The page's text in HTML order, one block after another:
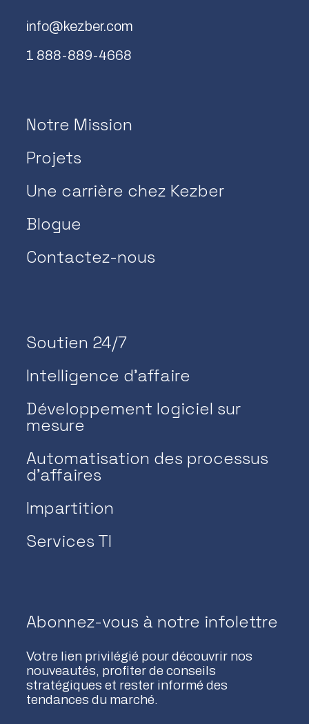
info@kezber.com
1 888-889-4668
Notre Mission
Projets
Une carrière chez Kezber
Blogue
Contactez-nous
Soutien 24/7
Intelligence d’affaire
Développement logiciel sur
mesure
Automatisation des processus
d’affaires
Impartition
Services TI
Abonnez-vous à notre infolettre
Votre lien privilégié pour découvrir nos
nouveautés, profiter de conseils
stratégiques et rester informé des
tendances du marché.